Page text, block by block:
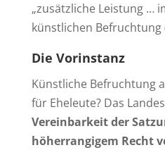
„zusätzliche Leistung …
künstlichen Befruchtung
Die Vorinstanz
Künstliche Befruchtung
für Eheleute? Das
Vereinbarkeit der
höherrangigem Recht